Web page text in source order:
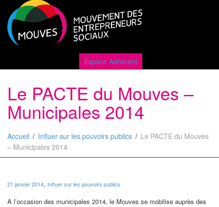
Espace Adhérent
Le PACTE du Mouves –
Municipales 2014
Accueil Influer sur les pouvoirs publics
Le PACTE du Mouves
– Municipales 2014
21 janvier 2014, Influer sur les pouvoirs publics
A l’occasion des municipales 2014, le Mouves se mobilise auprès des